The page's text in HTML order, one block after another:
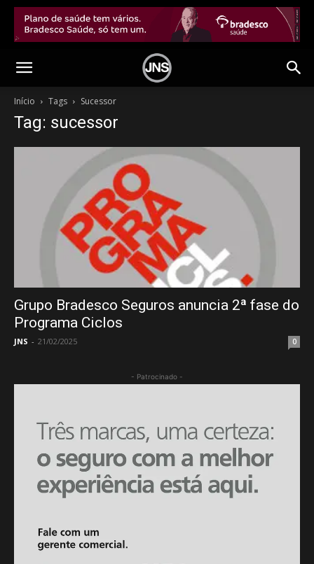
Início Tags Sucessor
Tag: sucessor
Grupo Bradesco Seguros anuncia 2ª fase do
Programa Ciclos
JNS - 21/02/2025 0
- Patrocinado -